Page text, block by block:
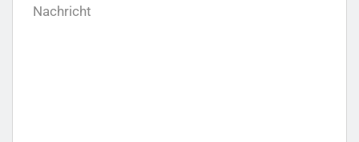
Nachricht